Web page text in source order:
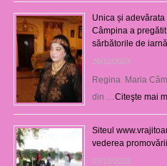
Unica și
Câmpina a
sărbătorile de iarnă
26/12/2023
Regina Maria
din … Citeşte mai
Siteul
vederea promovării
07/12/2023